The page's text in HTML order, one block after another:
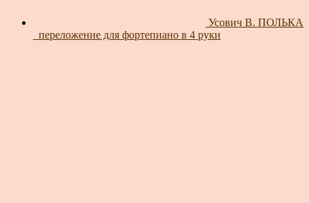
Усович В. ПОЛЬКА
_переложение для фортепиано в 4 руки